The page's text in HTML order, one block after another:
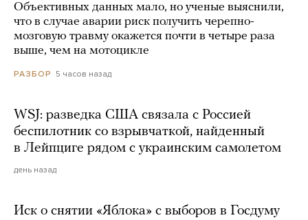
Объективных данных мало, но ученые выяснили,
что в случае аварии риск получить черепно-
мозговую травму окажется почти в четыре раза
выше, чем на мотоцикле
РАЗБОР 5 часов назад
WSJ: разведка США связала с Россией
беспилотник со взрывчаткой, найденный
в Лейпциге рядом с украинским самолетом
день назад
Иск о снятии «Яблока» с выборов в Госдуму